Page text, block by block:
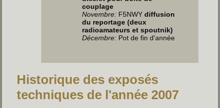
couplage
Novembre: F5NWYdiffusion
du reportage (deux
radioamateurs et spoutnik)
Décembre: Pot de fin d'année
Historique des exposés
techniques de l'année 2007